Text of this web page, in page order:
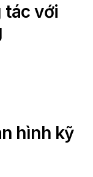
tác với
hình kỹ